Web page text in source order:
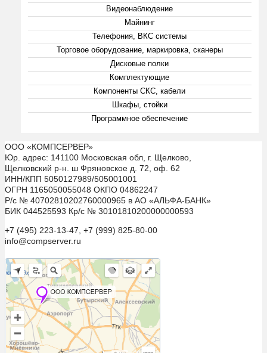
Видеонаблюдение
Майнинг
Телефония, ВКС системы
Торговое оборудование, маркировка, сканеры
Дисковые полки
Комплектующие
Компоненты СКС, кабели
Шкафы, стойки
Программное обеспечение
ООО «КОМПСЕРВЕР»
Юр. адрес: 141100 Московская обл, г. Щелково,
Щелковский р-н. ш Фряновское д. 72, оф. 62
ИНН/КПП 5050127989/505001001
ОГРН 1165050055048 ОКПО 04862247
Р/с № 40702810202760000965 в АО «АЛЬФА-БАНК»
БИК 044525593 Кр/с № 30101810200000000593
+7 (495) 223-13-47, +7 (999) 825-80-00
info@compserver.ru